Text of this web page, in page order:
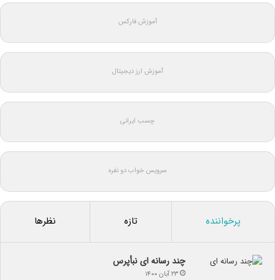
آموزش فارکس
آموزش ارز دیجیتال
چسب ایرانی
سرویس خواب دو نفره
پرخواننده تازه نظرها
چند رسانه ای نبأپرس
۲۳ آبان ۱۴۰۰